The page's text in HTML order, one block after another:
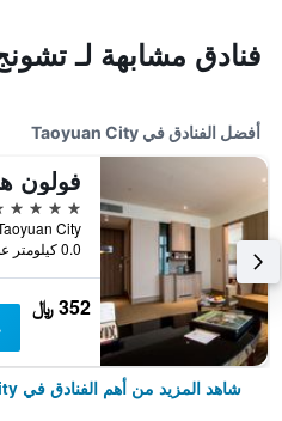
فنادق مشابهة لـ
أفضل الفنادق في Taoyuan City
5 نجوم
0.0 كيلومتر عن وسط المدينة
352 ﷼
شاهد المزيد من أهم الفنادق في Taoyuan City